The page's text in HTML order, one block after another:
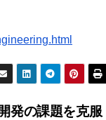
発の課題を克服 |